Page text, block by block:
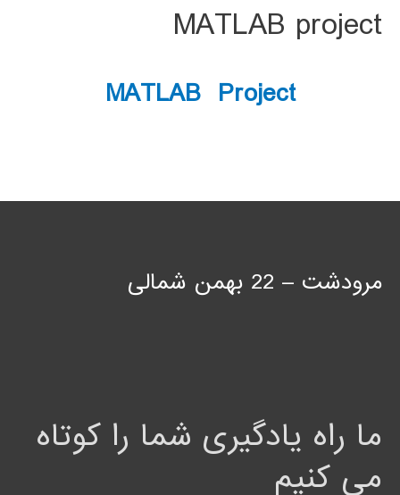
MATLAB project
MATLAB Project
مرودشت – 22 بهمن شمالی
ما راه یادگیری شما را کوتاه
می کنیم